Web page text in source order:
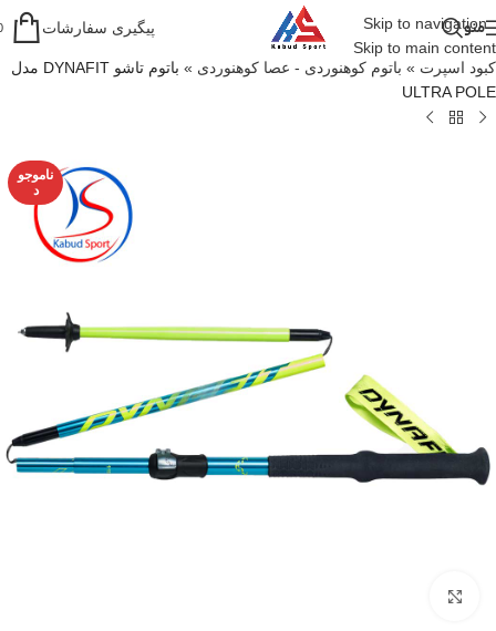
Skip to navigation
Skip to main content
منو پیگیری سفارشات
کبود اسپرت » باتوم کوهنوردی - عصا کوهنوردی »
باتوم تاشو DYNAFIT مدل
ULTRA POLE
ناموجو
د